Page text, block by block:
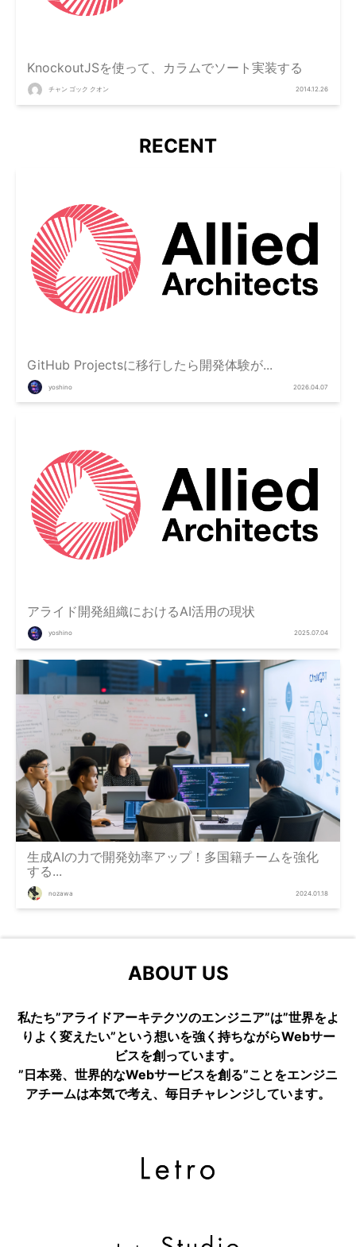
KnockoutJSを使って、カラムでソート実装する
チャン ゴック クオン 2014.12.26
RECENT
GitHub Projectsに移行したら開発体験が...
yoshino 2026.04.07
アライド開発組織におけるAI活用の現状
yoshino 2025.07.04
生成AIの力で開発効率アップ！多国籍チームを強化
する...
nozawa 2024.01.18
ABOUT US
私たち”アライドアーキテクツのエンジニア”は”世界をよ
りよく変えたい”という想いを強く持ちながらWebサー
ビスを創っています。
”日本発、世界的なWebサービスを創る”ことをエンジニ
アチームは本気で考え、毎日チャレンジしています。